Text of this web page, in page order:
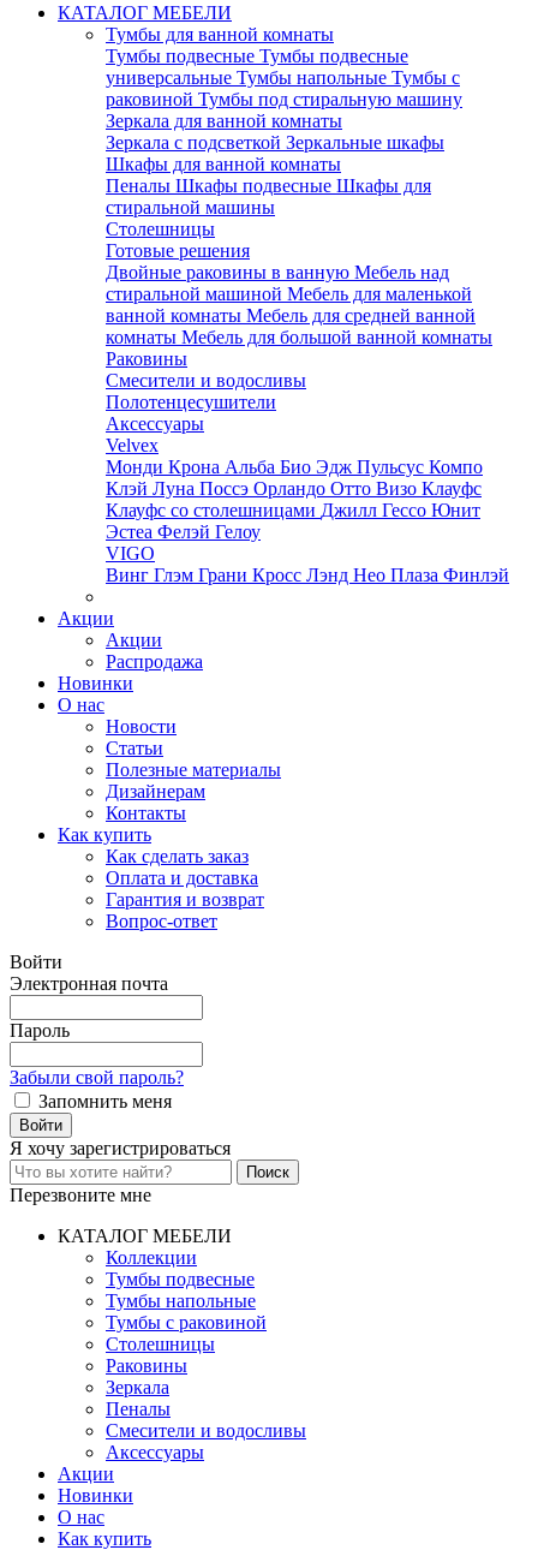
КАТАЛОГ МЕБЕЛИ
Тумбы для ванной комнаты
Тумбы подвесные Тумбы подвесные
универсальные Тумбы напольные Тумбы с
раковиной Тумбы под стиральную машину
Зеркала для ванной комнаты
Зеркала с подсветкой Зеркальные шкафы
Шкафы для ванной комнаты
Пеналы Шкафы подвесные Шкафы для
стиральной машины
Столешницы
Готовые решения
Двойные раковины в ванную Мебель над
стиральной машиной Мебель для маленькой
ванной комнаты Мебель для средней ванной
комнаты Мебель для большой ванной комнаты
Раковины
Смесители и водосливы
Полотенцесушители
Аксессуары
Velvex
Монди Крона Альба Био Эдж Пульсус Компо
Клэй Луна Поссэ Орландо Отто Визо Клауфс
Клауфс со столешницами Джилл Гессо Юнит
Эстеа Фелэй Гелоу
VIGO
Винг Глэм Грани Кросс Лэнд Нео Плаза Финлэй
Акции
Акции
Распродажа
Новинки
О нас
Новости
Статьи
Полезные материалы
Дизайнерам
Контакты
Как купить
Как сделать заказ
Оплата и доставка
Гарантия и возврат
Вопрос-ответ
Войти
Электронная почта
Пароль
Забыли свой пароль?
Запомнить меня
Я хочу зарегистрироваться
Перезвоните мне
КАТАЛОГ МЕБЕЛИ
Коллекции
Тумбы подвесные
Тумбы напольные
Тумбы с раковиной
Столешницы
Раковины
Зеркала
Пеналы
Смесители и водосливы
Аксессуары
Акции
Новинки
О нас
Как купить